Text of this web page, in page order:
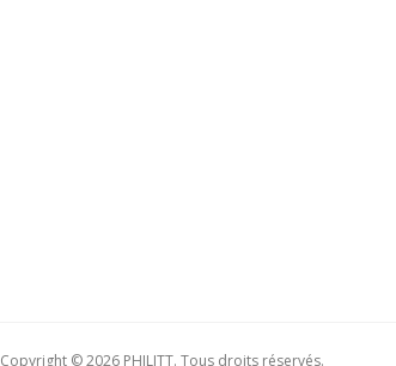
Copyright © 2026 PHILITT. Tous droits réservés.